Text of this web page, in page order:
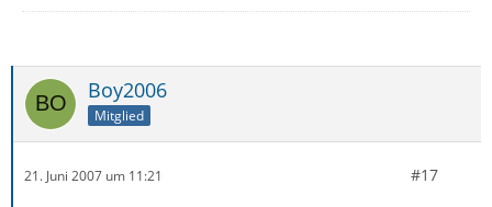
Boy2006
Mitglied
21. Juni 2007 um 11:21 #17